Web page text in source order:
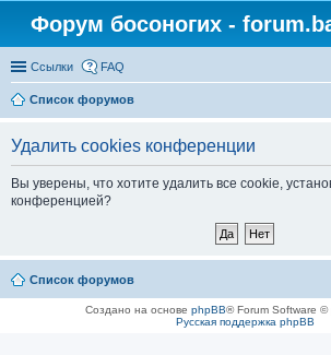
Форум босоногих -
Ссылки FAQ
Список форумов
Удалить cookies конференции
Вы уверены, что хотите удалить все cookie,
конференцией?
Список форумов
Создано на основе phpBB® Forum Software ©
Русская поддержка phpBB